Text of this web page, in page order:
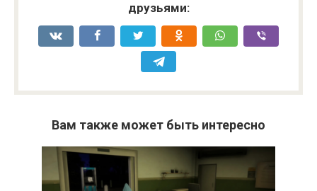
друзьями:
Вам также может быть интересно